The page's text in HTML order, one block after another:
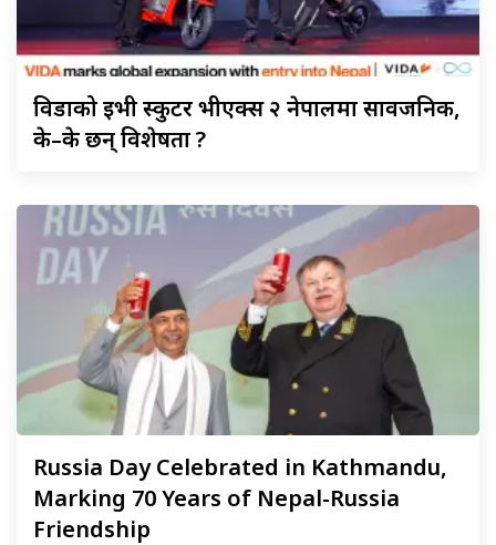
विडाकोईभी स्कुटर भीएक्स २ नेपालमा सार्वजनिक,
के–के छन् विशेषता ?
Russia Day Celebrated in Kathmandu,
Marking 70 Years of Nepal-Russia
Friendship